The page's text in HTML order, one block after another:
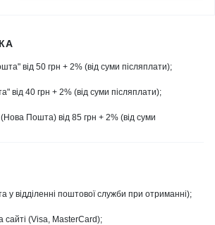
від 50 грн + 2% (від суми післяплати);
від 40 грн + 2% (від суми післяплати);
Пошта) від 85 грн + 2% (від суми
у відділенні поштової служби при отриманні);
сайті (Visa, MasterCard);